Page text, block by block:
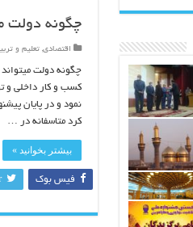
چگونه دولت
اقتصادی,تعلیم و
چگونه دولت
کسب و کار داخلی و
نمود و در پایان
کرد متاسفانه در …
بیشتر بخوانید »
فیس بوک